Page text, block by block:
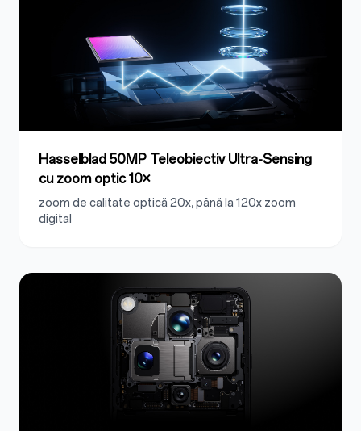
Hasselblad 50MP Teleobiectiv Ultra-Sensing
cu zoom optic 10×
zoom de calitate optică 20x, până la 120x zoom
digital